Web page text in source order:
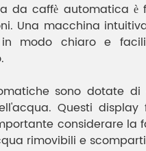
da caffè automatica
Una macchina
modo chiaro e
sono dotate
Questi
considerare
rimovibili e